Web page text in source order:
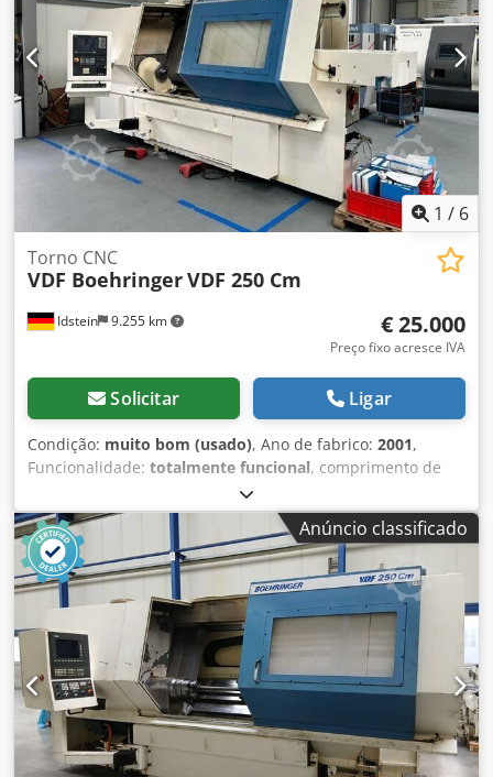
forma absolutamente impecável e precisa, comando CNC:
fonte de alimentação revisada profissionalmente,
acionamento do eixo principal: transmissor/motor
completamente revisado, com mandril de força e
mordentes base. Visita local possível. Dksdpfey U Nqnsx
Acker
1 / 6
Idstein 9.255 km
Torno CNC
VDF BoehringerVDF 250 Cm
€ 25.000
Preço fixo acresce IVA
Solicitar Ligar
Condição: muito bom (usado), Ano de fabrico: 2001,
Funcionalidade: totalmente funcional, comprimento de
, diâmetro de torneamento:
mm, • Revisão do revólver em 2021 • Bomba de líquido
refrigerante (KSS) com maior pressão/vazão em 2021 •
Tubo de tração substituído e cabeçote do eixo principal
com novo rolamento e embuchamento em 2022 •
Preparado para alimentação automática de peças por
célula robótica Comando: CNC Siemens 840 D com monitor
colorido DADOS TÉCNICOS Diâmetro máximo de passagem:
550 mm Diâmetro máximo de torneamento: 480 mm
Comprimento de torneamento: 1.000 mm Furo do eixo
principal: 78 mm Potência de acionamento (50%): 53 kW
Faixa de rotação (1 estágio): 30 – 4.000 rpm Revólver de
tambor Número de posições: 12, sendo 6 acionadas
Anúncio classificado